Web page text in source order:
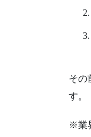
その
す。
※業